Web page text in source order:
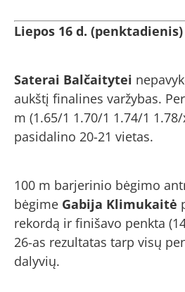
Liepos 16 d. (penktadienis)
Saterai Balčaitytei
aukštį finalines varžybas.
m (1.65/1 1.70/1 1.74/1
pasidalino 20-21 vietas.
100 m barjerinio bėgimo
bėgime Gabija Klimukaitė
rekordą ir finišavo penkta
26-as rezultatas tarp visų
dalyvių.